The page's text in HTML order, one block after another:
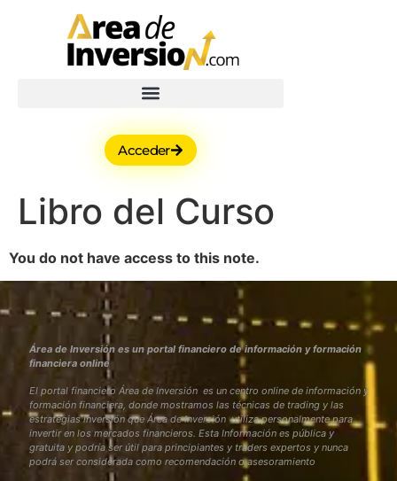
Acceder
Libro del Curso
You do not have access to this note.
Área de Inversión es un portal financiero de información y formación
financiera online
El portal financiero Área de Inversión es un centro online de información y
formación financiera, donde mostramos las técnicas de trading y las
estrategias inversión que Área de Inversión utiliza personalmente para
invertir en los mercados financieros. Esta Información es pública y
gratuita y podría ser útil para principiantes y traders expertos y nunca
podrá ser considerada como recomendación o asesoramiento